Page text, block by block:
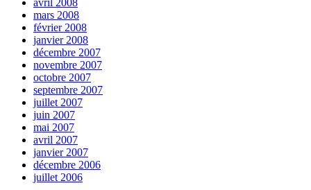
avril 2008
mars 2008
février 2008
janvier 2008
décembre 2007
novembre 2007
octobre 2007
septembre 2007
juillet 2007
juin 2007
mai 2007
avril 2007
janvier 2007
décembre 2006
juillet 2006